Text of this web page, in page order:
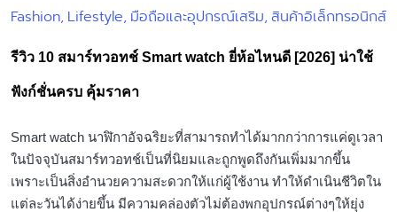
Posted
Fashion Lifestyle มือถือและอุปกรณ์เสริม สินค้าอิเล็กทรอนิกส์
รีวิว 10 สมาร์ทวอทช์ Smart watch ยี่ห้อไหนดี [2026] น่าใช้
ฟังก์ชั่นครบ คุ้มราคา
Smart watch นาฬิกาอัจฉริยะที่สามารถทำได้มากกว่าการแค่ดูเวลา
ในปัจจุบันสมาร์ทวอทช์เป็นที่นิยมและถูกพูดถึงกันเพิ่มมากขึ้น
เพราะเป็นสิ่งอำนวยความสะดวกให้แก่ผู้ใช้งาน ทำให้ดำเนินชีวิตใน
แต่ละวันได้ง่ายขึ้น มีความคล่องตัวไม่ต้องพกอุปกรณ์ต่างๆให้ยุ่ง